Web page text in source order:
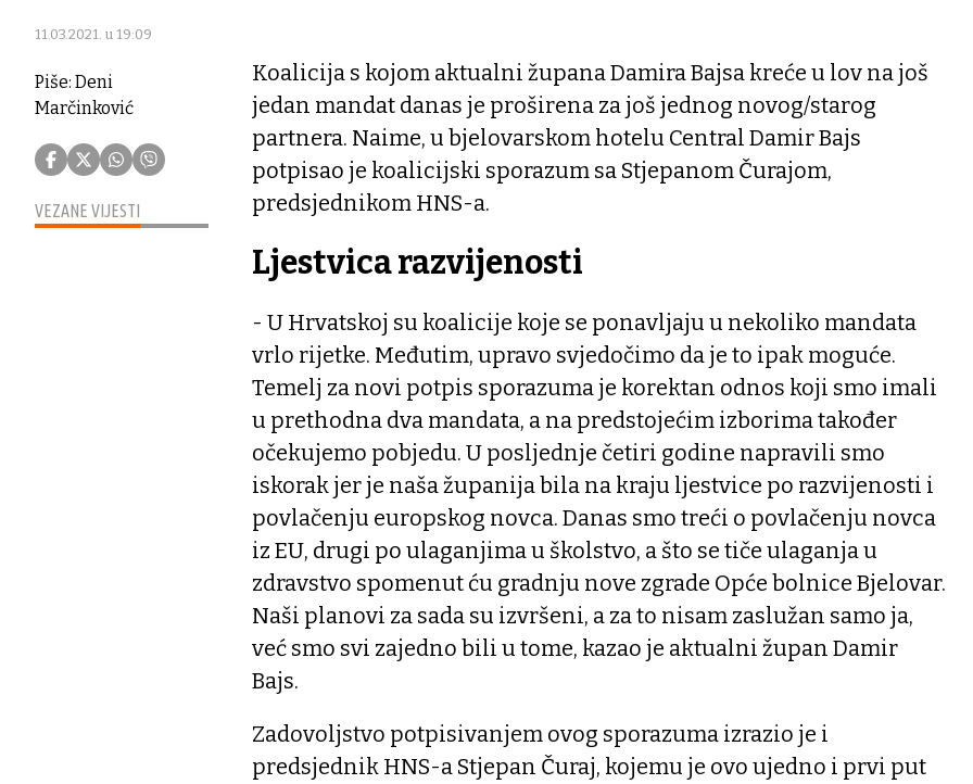
11.03.2021. u 19:09
Piše: Deni
Marčinković
VEZANE VIJESTI
Koalicija s kojom aktualni župana Damira Bajsa kreće u lov na još
jedan mandat danas je proširena za još jednog novog/starog
partnera. Naime, u bjelovarskom hotelu Central Damir Bajs
potpisao je koalicijski sporazum sa Stjepanom Čurajom,
predsjednikom HNS-a.
Ljestvica razvijenosti
- U Hrvatskoj su koalicije koje se ponavljaju u nekoliko mandata
vrlo rijetke. Međutim, upravo svjedočimo da je to ipak moguće.
Temelj za novi potpis sporazuma je korektan odnos koji smo imali
u prethodna dva mandata, a na predstojećim izborima također
očekujemo pobjedu. U posljednje četiri godine napravili smo
iskorak jer je naša županija bila na kraju ljestvice po razvijenosti i
povlačenju europskog novca. Danas smo treći o povlačenju novca
iz EU, drugi po ulaganjima u školstvo, a što se tiče ulaganja u
zdravstvo spomenut ću gradnju nove zgrade Opće bolnice Bjelovar.
Naši planovi za sada su izvršeni, a za to nisam zaslužan samo ja,
već smo svi zajedno bili u tome, kazao je aktualni župan Damir
Bajs.
Zadovoljstvo potpisivanjem ovog sporazuma izrazio je i
predsjednik HNS-a Stjepan Čuraj, kojemu je ovo ujedno i prvi put